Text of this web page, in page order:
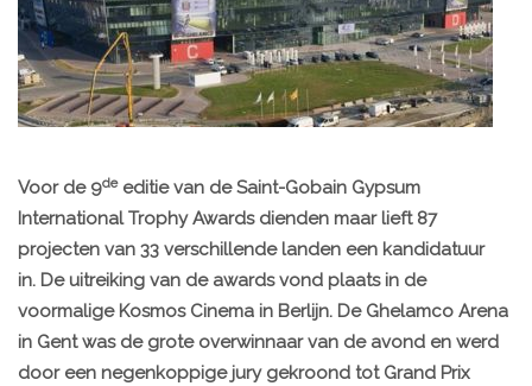
Voor de 9deeditie van de Saint-Gobain Gypsum
International Trophy Awards dienden maar lieft 87
projecten van 33 verschillende landen een kandidatuur
in. De uitreiking van de awards vond plaats in de
voormalige Kosmos Cinema in Berlijn. De Ghelamco Arena
in Gent was de grote overwinnaar van de avond en werd
door een negenkoppige jury gekroond tot Grand Prix